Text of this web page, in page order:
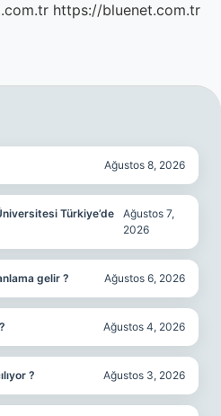
https://bluenet.com.tr
Ağustos 8, 2026
Türkiye’de
Ağustos 7,
2026
gelir ? Ağustos 6, 2026
Ağustos 4, 2026
? Ağustos 3, 2026